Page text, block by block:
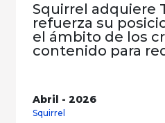
Squirrel adquiere
refuerza su
el ámbito de los creadores de
contenido para
Abril - 2026
Squirrel